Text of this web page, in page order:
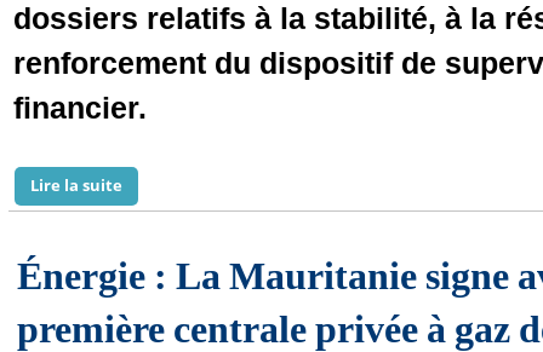
dossiers relatifs à la stabilité, à la
renforcement du dispositif de
financier.
Lire la suite
Énergie : La Mauritanie signe
première centrale privée à gaz